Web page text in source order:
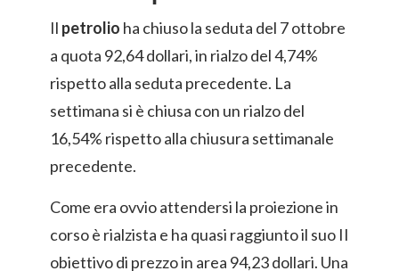
Il petrolio ha chiuso la seduta del 7 ottobre
a quota 92,64 dollari, in rialzo del 4,74%
rispetto alla seduta precedente. La
settimana si è chiusa con un rialzo del
16,54% rispetto alla chiusura settimanale
precedente.
Come era ovvio attendersi la proiezione in
corso è rialzista e ha quasi raggiunto il suo II
obiettivo di prezzo in area 94,23 dollari. Una